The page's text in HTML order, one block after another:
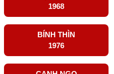
1968
BÍNH THÌN
1976